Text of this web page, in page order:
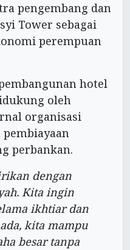
pengembang dan
Tower sebagai
perempuan
hotel
oleh
organisasi
perbankan.
dengan
Kita ingin
ikhtiar dan
kita mampu
besar tanpa